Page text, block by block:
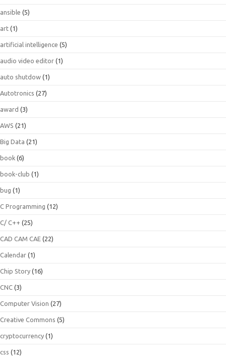
ansible (5)
art (1)
artificial intelligence (5)
audio video editor (1)
auto shutdow (1)
Autotronics (27)
award (3)
AWS (21)
Big Data (21)
book (6)
book-club (1)
bug (1)
C Programming (12)
C/ C++ (25)
CAD CAM CAE (22)
Calendar (1)
Chip Story (16)
CNC (3)
Computer Vision (27)
Creative Commons (5)
cryptocurrency (1)
css (12)